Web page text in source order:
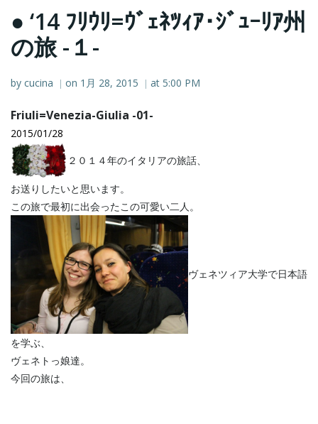
● ‘14 ﾌﾘｳﾘ=ｳﾞｪﾈﾂｨｱ･ｼﾞｭｰﾘｱ州
の旅 -１-
by cucina | on 1月 28, 2015 | at 5:00 PM
Friuli=Venezia-Giulia -01-
2015/01/28
２０１４年のイタリアの旅話、
お送りしたいと思います。
この旅で最初に出会ったこの可愛い二人。
ヴェネツィア大学で日本語
を学ぶ、
ヴェネトっ娘達。
今回の旅は、